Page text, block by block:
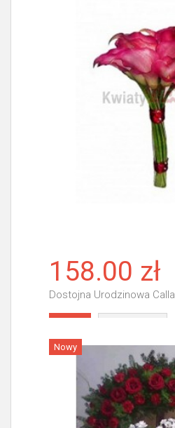
158.00 zł
Dostojna Urodzinowa Calla
Nowy